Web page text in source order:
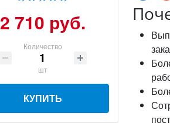
2 710 руб.
Количество
шт
КУПИТЬ